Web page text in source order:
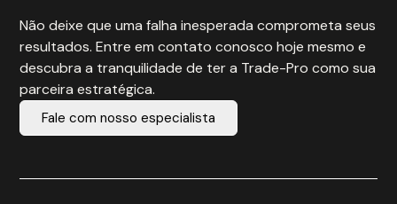
Não deixe que uma falha inesperada comprometa seus
resultados. Entre em contato conosco hoje mesmo e
descubra a tranquilidade de ter a Trade-Pro como sua
parceira estratégica.
Fale com nosso especialista